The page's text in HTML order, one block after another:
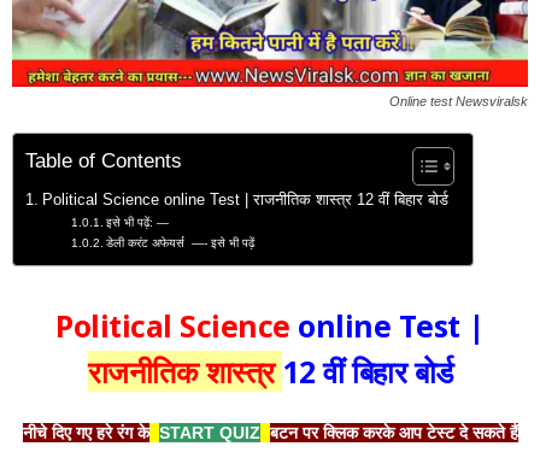
Online test Newsviralsk
Table of Contents
Political Science online Test | राजनीतिक शास्त्र 12 वीं बिहार बोर्ड
इसे भी पढ़ें: —
डेली करंट अफेयर्स —- इसे भी पढ़ें
Political Science online Test |
राजनीतिक शास्त्र12 वीं बिहार बोर्ड
नीचे दिए गए हरे रंग के START QUIZ बटन पर क्लिक करके आप टेस्ट दे सकते हैं